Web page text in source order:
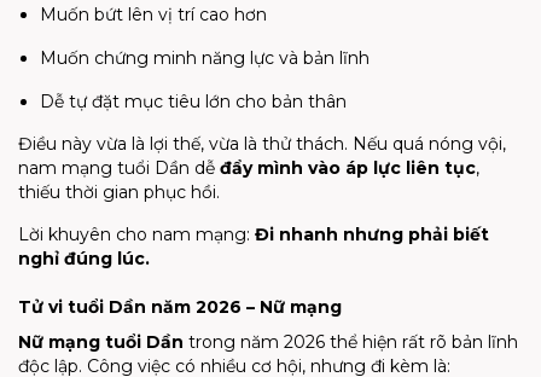
Muốn bứt lên vị trí cao hơn
Muốn chứng minh năng lực và bản lĩnh
Dễ tự đặt mục tiêu lớn cho bản thân
Điều này vừa là lợi thế, vừa là thử thách. Nếu quá nóng vội,
nam mạng tuổi Dần dễ đẩy mình vào áp lực liên tục,
thiếu thời gian phục hồi.
Lời khuyên cho nam mạng: Đi nhanh nhưng phải biết
nghỉ đúng lúc.
Tử vi tuổi Dần năm 2026 – Nữ mạng
Nữ mạng tuổi Dần trong năm 2026 thể hiện rất rõ bản lĩnh
độc lập. Công việc có nhiều cơ hội, nhưng đi kèm là: